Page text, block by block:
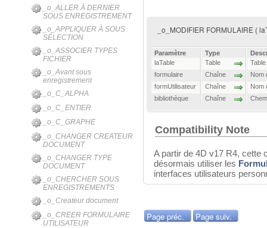
_o_ALLER À DERNIER
SOUS ENREGISTREMENT
_o_APPLIQUER À SOUS
SÉLECTION
_o_ASSOCIER TYPES
FICHIER
_o_Avant sous
enregistrement
_o_C_ALPHA
_o_C_ENTIER
_o_C_GRAPHE
_o_CHANGER CREATEUR
DOCUMENT
_o_CHANGER TYPE
DOCUMENT
_o_CHERCHER SOUS
ENREGISTREMENTS
_o_Createur document
_o_CREER FORMULAIRE
UTILISATEUR
_o_MODIFIER FORMULAIRE (
Paramètre Type
laTable
Table
formulaire
Chaîne
Nom
formUtilisateur
Chaîne
Nom
bibliothèque
Chaîne
Compatibility Note
A partir de 4D v17 R4, cette
désormais utiliser les
interfaces utilisateurs
Page préc. Page suiv.